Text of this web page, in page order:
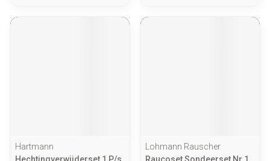
Hartmann
Lohmann Rauscher